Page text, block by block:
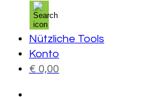
search
Nützliche Tools
Konto
€ 0,00